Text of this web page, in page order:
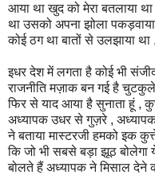
आया था खुद को मेरा बतलाया
था उसको अपना झोला
कोई ठग था बातों से उलझाया
इधर देश में लगता है कोई भी
राजनीति मज़ाक बन गई है
फिर से याद आया है सुनाता हूं ,
अध्यापक उधर से गुज़रे ,
ने बताया मास्टरजी हमको इक
कि जो भी सबसे बड़ा झूठ बोलेगा
बोलते हैं अध्यापक ने मिसाल देने